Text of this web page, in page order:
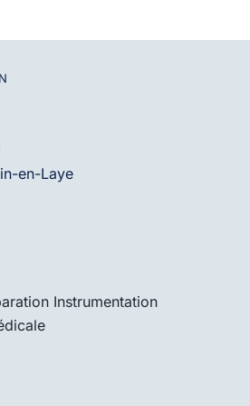
en-Laye
Instrumentation